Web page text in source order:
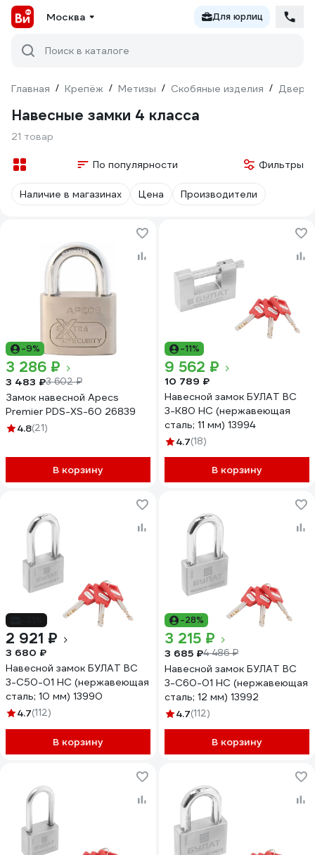
Москва Для юрлиц
Поиск в каталоге
Главная / Крепёж / Метизы / Скобяные изделия /
Навесные замки 4 класса
21 товар
По популярности Фильтры
Наличие в магазинах Цена Производители
-9%
3 286 ₽
3 483 ₽3 602 ₽
Замок навесной Apecs
Premier PDS-XS-60 26839
4.8(21)
В корзину
-11%
9 562 ₽
10 789 ₽
Навесной замок БУЛАТ ВС
3-К80 НС (нержавеющая
сталь; 11 мм) 13994
4.7(18)
В корзину
2 921 ₽
3 680 ₽
Навесной замок БУЛАТ ВС
3-С50-01 НС (нержавеющая
сталь; 10 мм) 13990
4.7(112)
В корзину
-28%
3 215 ₽
3 685 ₽4 486 ₽
Навесной замок БУЛАТ ВС
3-С60-01 НС (нержавеющая
сталь; 12 мм) 13992
4.7(112)
В корзину